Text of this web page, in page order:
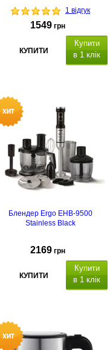
1 відгук
1549 грн
КУПИТИ
Купити
в 1 клік
Блендер Ergo EHB-9500
Stainless Black
2169 грн
КУПИТИ
Купити
в 1 клік